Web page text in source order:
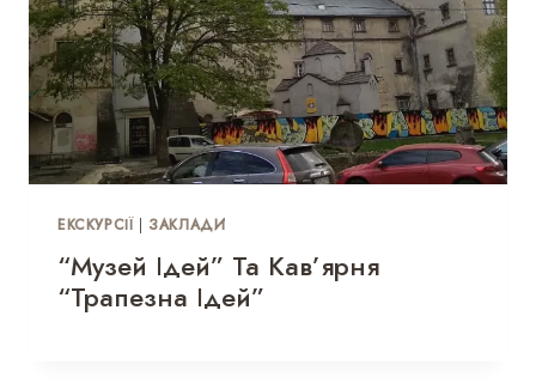
ЕКСКУРСІЇ| ЗАКЛАДИ
“Музей Ідей” Та Кав’ярня
“Трапезна Ідей”